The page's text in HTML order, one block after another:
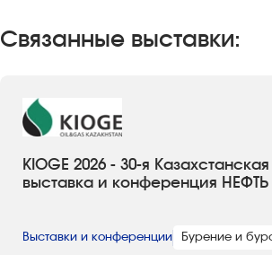
Связанные выставки:
KIOGE 2026 - 30-я
выставка и конференция
Выставки и конференции Бурение и